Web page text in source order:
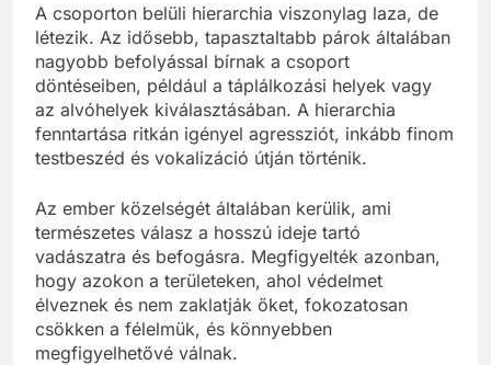
A csoporton belüli hierarchia viszonylag laza, de
létezik. Az idősebb, tapasztaltabb párok általában
nagyobb befolyással bírnak a csoport
döntéseiben, például a táplálkozási helyek vagy
az alvóhelyek kiválasztásában. A hierarchia
fenntartása ritkán igényel agressziót, inkább finom
testbeszéd és vokalizáció útján történik.
Az ember közelségét általában kerülik, ami
természetes válasz a hosszú ideje tartó
vadászatra és befogásra. Megfigyelték azonban,
hogy azokon a területeken, ahol védelmet
élveznek és nem zaklatják őket, fokozatosan
csökken a félelmük, és könnyebben
megfigyelhetővé válnak.